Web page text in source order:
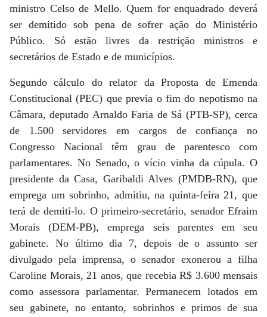
ministro Celso de Mello. Quem for enquadrado deverá
ser demitido sob pena de sofrer ação do Ministério
Público. Só estão livres da restrição ministros e
secretários de Estado e de municípios.
Segundo cálculo do relator da Proposta de Emenda
Constitucional (PEC) que previa o fim do nepotismo na
Câmara, deputado Arnaldo Faria de Sá (PTB-SP), cerca
de 1.500 servidores em cargos de confiança no
Congresso Nacional têm grau de parentesco com
parlamentares. No Senado, o vício vinha da cúpula. O
presidente da Casa, Garibaldi Alves (PMDB-RN), que
emprega um sobrinho, admitiu, na quinta-feira 21, que
terá de demiti-lo. O primeiro-secretário, senador Efraim
Morais (DEM-PB), emprega seis parentes em seu
gabinete. No último dia 7, depois de o assunto ser
divulgado pela imprensa, o senador exonerou a filha
Caroline Morais, 21 anos, que recebia R$ 3.600 mensais
como assessora parlamentar. Permanecem lotados em
seu gabinete, no entanto, sobrinhos e primos de sua